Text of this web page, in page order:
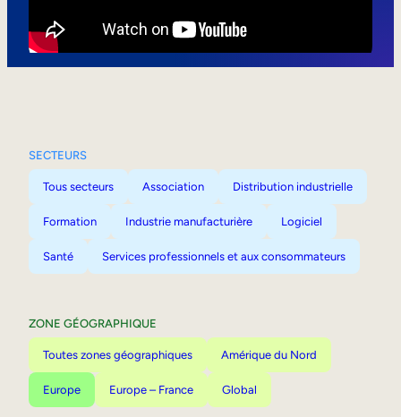
SECTEURS
Tous secteurs Association Distribution industrielle
Formation Industrie manufacturière Logiciel
Santé Services professionnels et aux consommateurs
ZONE GÉOGRAPHIQUE
Toutes zones géographiques Amérique du Nord
Europe Europe – France Global